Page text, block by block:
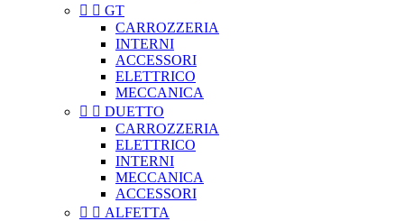
  GT
CARROZZERIA
INTERNI
ACCESSORI
ELETTRICO
MECCANICA
  DUETTO
CARROZZERIA
ELETTRICO
INTERNI
MECCANICA
ACCESSORI
  ALFETTA